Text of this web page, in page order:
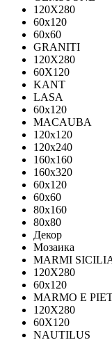
120X280
60x120
60x60
GRANITI
120X280
60X120
KANT
LASA
60x120
MACAUBA
120x120
120x240
160x160
160x320
60x120
60x60
80x160
80x80
Декор
Мозаика
MARMI
120Х280
60x120
MARMO E
120X280
60X120
NAUTILUS